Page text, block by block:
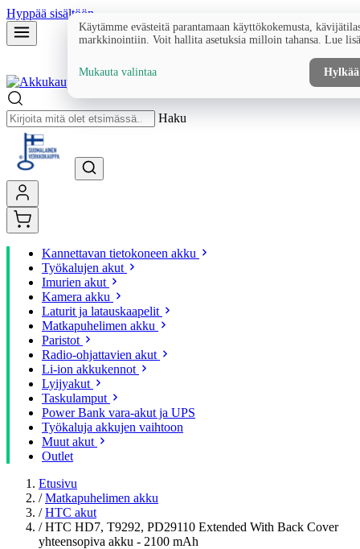
Hyppää sisältöön
Haku
Kannettavan tietokoneen akku
Työkalujen akut
Imurien akut
Kamera akku
Laturit ja latauskaapelit
Matkapuhelimen akku
Paristot
Radio-ohjattavien akut
Li-ion akkukennot
Lyijyakut
Taskulamput
Power Bank vara-akut ja UPS
Työkaluja akkujen vaihtoon
Muut akut
Outlet
Etusivu
/ Matkapuhelimen akku
/ HTC akut
/ HTC HD7, T9292, PD29110 Extended With Back Cover
yhteensopiva akku - 2100 mAh
Käytämme evästeitä parantamaan käyttökokemusta,
markkinointiin. Voit hallita asetuksia milloin tahansa. Lue
Mukauta valintaa Hylkää